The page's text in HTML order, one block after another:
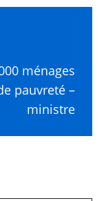
ménages
pauvreté –
ministre